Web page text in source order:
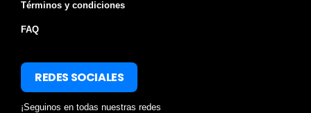
Términos y condiciones
FAQ
REDES SOCIALES
¡Seguinos en todas nuestras redes